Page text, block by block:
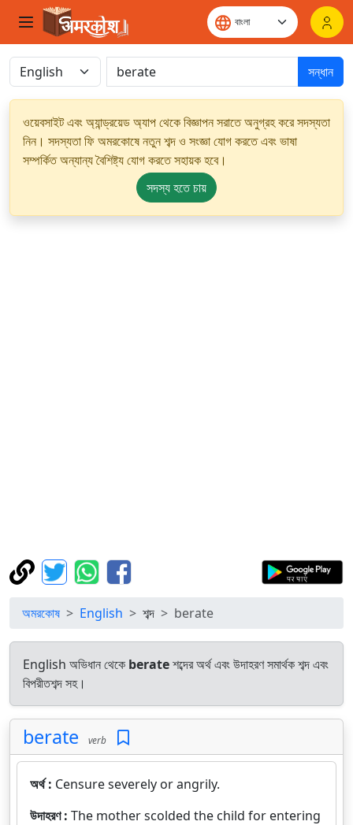
সন্ধান
ওয়েবসাইট এবং অ্যান্ড্রয়েড অ্যাপ থেকে বিজ্ঞাপন সরাতে অনুগ্রহ করে সদস্যতা
নিন। সদস্যতা ফি অমরকোষে নতুন শব্দ ও সংজ্ঞা যোগ করতে এবং ভাষা
সম্পর্কিত অন্যান্য বৈশিষ্ট্য যোগ করতে সহায়ক হবে।
সদস্য হতে চায়
অমরকোষ English শব্দ berate
English অভিধান থেকে berateশব্দের অর্থ এবং উদাহরণ সমার্থক শব্দ এবং
বিপরীতশব্দ সহ।
berate verb
অর্থ : Censure severely or angrily.
উদাহরণ : The mother scolded the child for entering